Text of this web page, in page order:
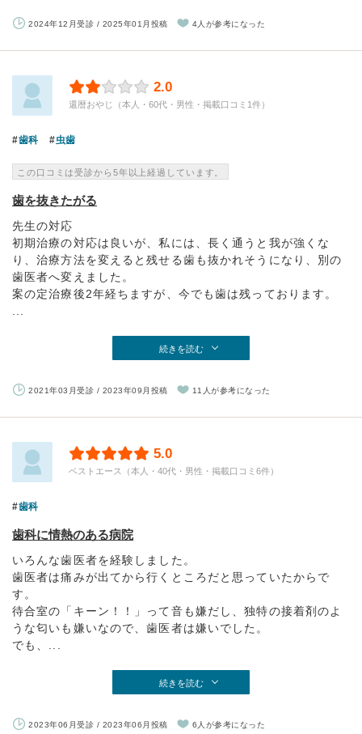
2024年12月受診 / 2025年01月投稿 4人が参考になった
2.0
還暦おやじ（本人・60代・男性・掲載口コミ1件）
歯科 虫歯
この口コミは受診から5年以上経過しています。
歯を抜きたがる
先生の対応
初期治療の対応は良いが、私には、長く通うと我が強くな
り、治療方法を変えると残せる歯も抜かれそうになり、別の
歯医者へ変えました。
案の定治療後2年経ちますが、今でも歯は残っております。
続きを読む
2021年03月受診 / 2023年09月投稿 11人が参考になった
5.0
ベストエース（本人・40代・男性・掲載口コミ6件）
歯科
歯科に情熱のある病院
いろんな歯医者を経験しました。
歯医者は痛みが出てから行くところだと思っていたからで
す。
待合室の「キーン！！」って音も嫌だし、独特の接着剤のよ
うな匂いも嫌いなので、歯医者は嫌いでした。
でも、...
続きを読む
2023年06月受診 / 2023年06月投稿 6人が参考になった